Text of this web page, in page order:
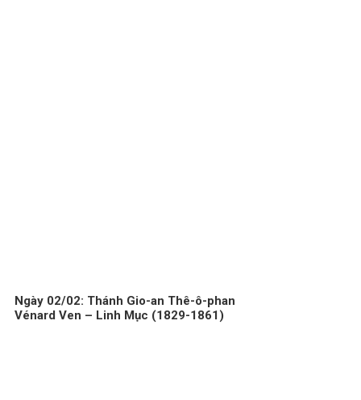
Ngày 02/02: Thánh Gio-an Thê-ô-phan
Vénard Ven – Linh Mục (1829-1861)